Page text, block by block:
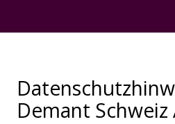
Demant Schweiz